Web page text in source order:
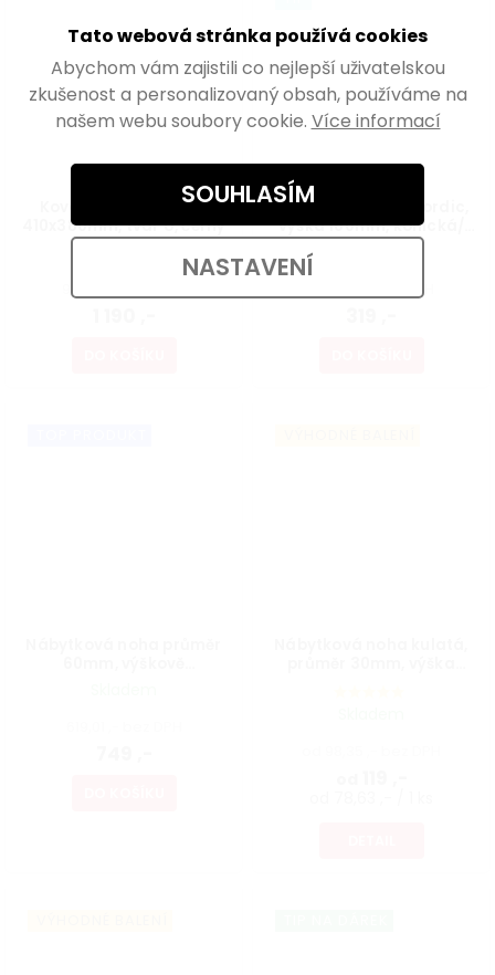
Tato webová stránka používá cookies
Abychom vám zajistili co nejlepší uživatelskou
zkušenost a personalizovaný obsah, používáme na
našem webu soubory cookie. Více informací
NASTAVENÍ
SOUHLASÍM
Kovový rám pro stoly
410x380mm, tvar U, černý
983,47 ,- bez DPH
Nábytková noha Nordic,
výška 160mm, kónická/
šikmá, buk lakovaný
263,64 ,- bez DPH